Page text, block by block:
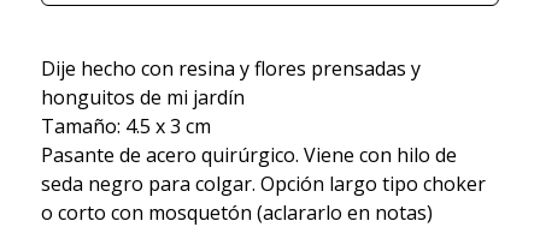
Dije hecho con resina y flores prensadas y
honguitos de mi jardín
Tamaño: 4.5 x 3 cm
Pasante de acero quirúrgico. Viene con hilo de
seda negro para colgar. Opción largo tipo choker
o corto con mosquetón (aclararlo en notas)